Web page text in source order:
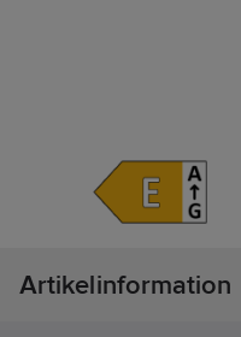
Artikelinformation